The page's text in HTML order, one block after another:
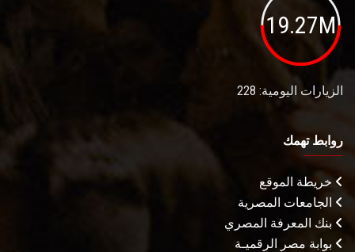
19.27M
الزيارات اليومية: 228
روابط تهمك
خريطة الموقع
الجامعات المصرية
بنك المعرفة المصري
بوابة مصر الرقميـة